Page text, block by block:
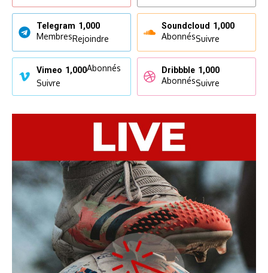
Telegram 1,000
MembresRejoindre
Soundcloud 1,000
AbonnésSuivre
Vimeo 1,000Abonnés
Suivre
Dribbble 1,000
AbonnésSuivre